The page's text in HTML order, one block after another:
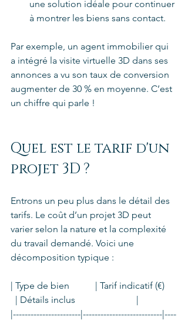
une solution idéale pour continuer
à montrer les biens sans contact.
Par exemple, un agent immobilier qui
a intégré la visite virtuelle 3D dans ses
annonces a vu son taux de conversion
augmenter de 30 % en moyenne. C’est
un chiffre qui parle !
Quel est le tarif d'un
projet 3D ?
Entrons un peu plus dans le détail des
tarifs. Le coût d’un projet 3D peut
varier selon la nature et la complexité
du travail demandé. Voici une
décomposition typique :
| Type de bien           | Tarif indicatif (€)
  | Détails inclus                          |
|-----------------------|---------------------------|----